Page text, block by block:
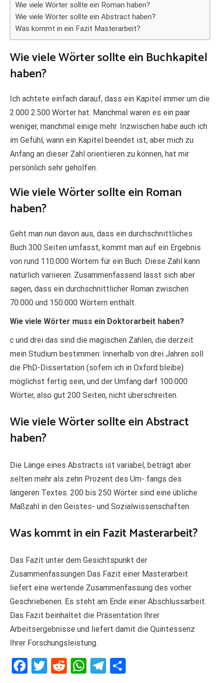
Wie viele Wörter sollte ein Roman haben?
Wie viele Wörter sollte ein Abstract haben?
Was kommt in ein Fazit Masterarbeit?
Wie viele Wörter sollte ein Buchkapitel
haben?
Ich achtete einfach darauf, dass ein Kapitel immer um die
2.000 2.500 Wörter hat. Manchmal waren es ein paar
weniger, manchmal einige mehr. Inzwischen habe auch ich
im Gefühl, wann ein Kapitel beendet ist, aber mich zu
Anfang an dieser Zahl orientieren zu können, hat mir
persönlich sehr geholfen.
Wie viele Wörter sollte ein Roman
haben?
Geht man nun davon aus, dass ein durchschnittliches
Buch 300 Seiten umfasst, kommt man auf ein Ergebnis
von rund 110.000 Wörtern für ein Buch. Diese Zahl kann
natürlich variieren. Zusammenfassend lässt sich aber
sagen, dass ein durchschnittlicher Roman zwischen
70.000 und 150.000 Wörtern enthält.
Wie viele Wörter muss ein Doktorarbeit haben?
c und drei das sind die magischen Zahlen, die derzeit
mein Studium bestimmen: Innerhalb von drei Jahren soll
die PhD-Dissertation (sofern ich in Oxford bleibe)
möglichst fertig sein, und der Umfang darf 100.000
Wörter, also gut 200 Seiten, nicht überschreiten.
Wie viele Wörter sollte ein Abstract
haben?
Die Länge eines Abstracts ist variabel, beträgt aber
selten mehr als zehn Prozent des Um- fangs des
längeren Textes. 200 bis 250 Wörter sind eine übliche
Maßzahl in den Geistes- und Sozialwissenschaften.
Was kommt in ein Fazit Masterarbeit?
Das Fazit unter dem Gesichtspunkt der
Zusammenfassungen Das Fazit einer Masterarbeit
liefert eine wertende Zusammenfassung des vorher
Geschriebenen. Es steht am Ende einer Abschlussarbeit.
Das Fazit beinhaltet die Präsentation Ihrer
Arbeitsergebnisse und liefert damit die Quintessenz
Ihrer Forschungsleistung.
Facebook
Twitter
RedditWhatsApp
Telegram